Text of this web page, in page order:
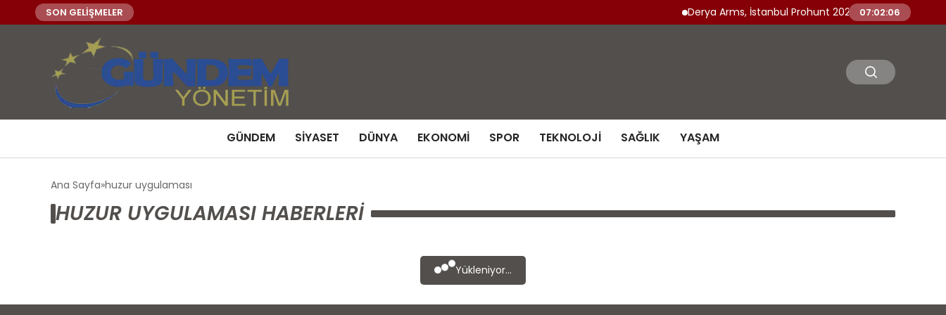
SON GELİŞMELER Derya Arms, İstanbul Prohunt 2026’da yeni nesil
07:02:06
GÜNDEM SIYASET DÜNYA EKONOMI SPOR TEKNOLOJI SAĞLIK YAŞAM
Ana Sayfa huzur uygulaması
HUZUR UYGULAMASI HABERLERI
Yükleniyor...